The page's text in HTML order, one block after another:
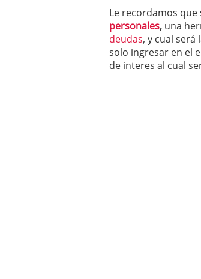
Le recordamos
personales, una
deudas, y cual
solo ingresar en el
de interes al cual